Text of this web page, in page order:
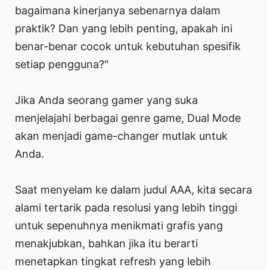
bagaimana kinerjanya sebenarnya dalam
praktik? Dan yang lebih penting, apakah ini
benar-benar cocok untuk kebutuhan spesifik
setiap pengguna?"
Jika Anda seorang gamer yang suka
menjelajahi berbagai genre game, Dual Mode
akan menjadi game-changer mutlak untuk
Anda.
Saat menyelam ke dalam judul AAA, kita secara
alami tertarik pada resolusi yang lebih tinggi
untuk sepenuhnya menikmati grafis yang
menakjubkan, bahkan jika itu berarti
menetapkan tingkat refresh yang lebih